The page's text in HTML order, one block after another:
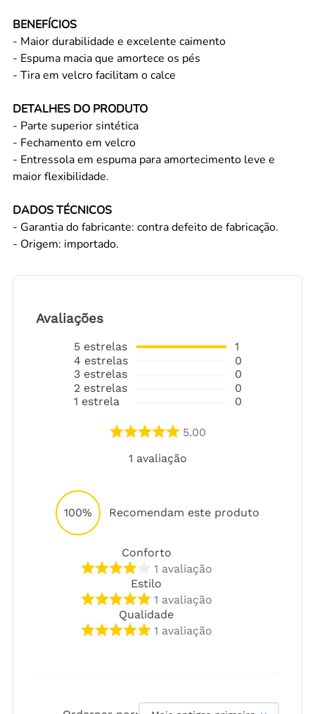
BENEFÍCIOS
- Maior durabilidade e excelente caimento
- Espuma macia que amortece os pés
- Tira em velcro facilitam o calce
DETALHES DO PRODUTO
- Parte superior sintética
- Fechamento em velcro
- Entressola em espuma para amortecimento leve e
maior flexibilidade.
DADOS TÉCNICOS
- Garantia do fabricante: contra defeito de fabricação.
- Origem: importado.
Avaliações
5 estrelas
4 estrelas
3 estrelas
2 estrelas
1 estrela
1
0
0
0
0
5.00
1 avaliação
100% Recomendam este produto
Conforto
1 avaliação
Estilo
1 avaliação
Qualidade
1 avaliação